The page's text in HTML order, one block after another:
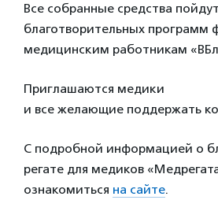
Все собранные средства
благотворительных
медицинским работникам
Приглашаются медики
и все желающие поддержать
С подробной информацией о
регате для медиков
ознакомиться на сайте.